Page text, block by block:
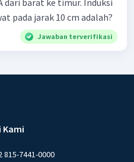
pada jarak 10 cm adalah?
Jawaban terverifikasi
Kami
815-7441-0000